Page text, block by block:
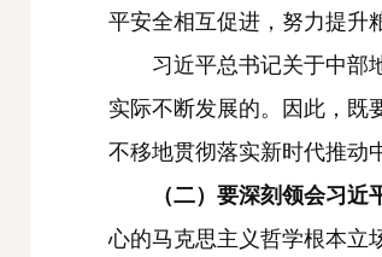
平安全相互促进，努力提升
习近平总书记关于中部地
实际不断发展的。因此，既
不移地贯彻落实新时代推动
（二）要深刻领会习
心的马克思主义哲学根本立